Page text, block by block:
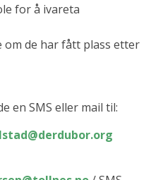
for å ivareta
de har fått plass etter
en SMS eller mail til: